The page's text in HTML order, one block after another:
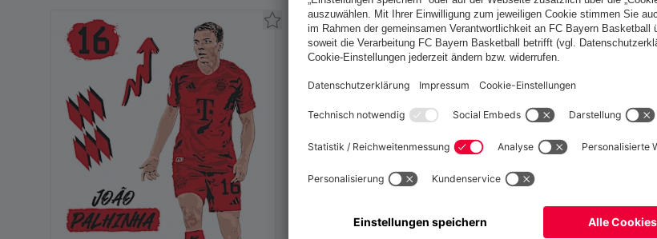
Möchtest du im Store Österreichbleiben?
Ja,Österreich, um dorthin zu liefern!
, um dorthin zu liefern!